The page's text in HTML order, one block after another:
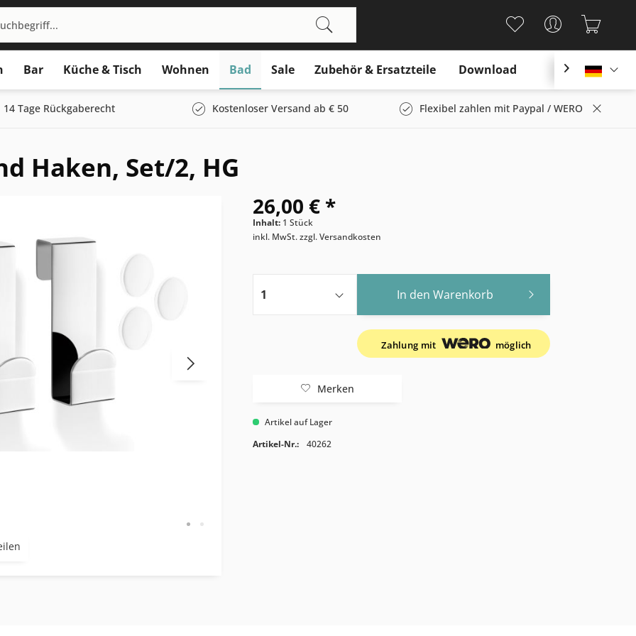
Bar Küche & Tisch Wohnen Bad Sale Zubehör & Ersatzteile Download 
14 Tage Rückgaberecht Kostenloser Versand ab € 50 Flexibel zahlen mit Paypal / WERO
Haken, Set/2, HG
26,00 € *
Inhalt: 1 Stück
inkl. MwSt.zzgl. Versandkosten
In den Warenkorb
Zahlung mit möglich
Merken
Artikel auf Lager
Artikel-Nr.:
40262